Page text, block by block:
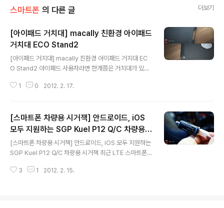
스마트폰 의 다른 글 더보기
[아이패드 거치대] macally 친환경 아이패드
거치대 ECO Stand2
[아이패드 거치대] macally 친환경 아이패드 거치대 EC
O Stand2 아이패드 사용자라면 한개쯤은 거치대가 있을
거치대를 주로 사용했었는데요. 이번에는 사무실이나 집의
합니다. ECO Stand2의 구성품은 아이패드2 하드케이스
와 친환경 대나무 스탠드로 구성되어 있습니다. 제품에 대
한 설명은 포장 패키지에 그림과 함께 소개되어 있으니, 사
용방법은 쉽게 익힐 수 있을 것 같네요. 아이패드2 하드케
이스의 경우 일반 플라스틱 케이스와 전체적으로 비슷합니
다. 스피커와 카메라, 볼륨버튼 등 위치에 홀이 있어 아이패
1 0 2012. 2. 17.
[스마트폰 차량용 시거잭] 안드로이드, iOS
모두 지원하는 SGP Kuel P12 Q/C 차량용
시거잭
[스마트폰 차량용 시거잭] 안드로이드, iOS 모두 지원하는
SGP Kuel P12 Q/C 차량용 시거잭 최근 LTE 스마트폰
일반 스마트폰 배터리 소모도 빠른데, LTE 스마트폰의 경
3 1 2012. 2. 15.